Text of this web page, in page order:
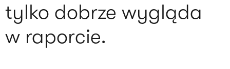
tylko dobrze wygląda
w raporcie.